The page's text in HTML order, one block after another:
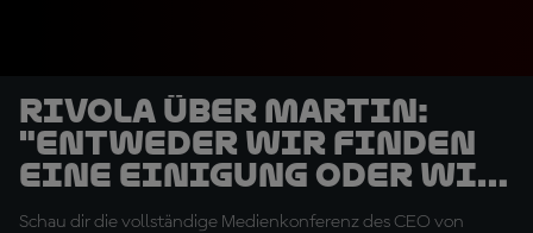
Rivola über Martin:
"Entweder wir finden
eine Einigung oder wir
gehen vor Gericht"
Schau dir die vollständige Medienkonferenz des CEO von